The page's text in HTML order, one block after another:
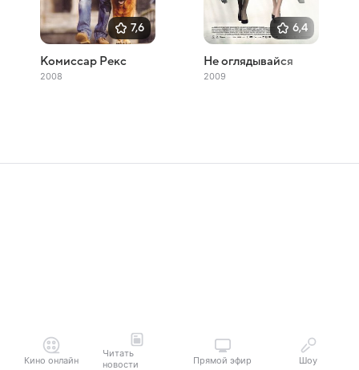
7,6
Комиссар Рекс
2008
6,4
Не оглядывайся
2009
Кино онлайн
Читать
новости
Прямой эфир Шоу